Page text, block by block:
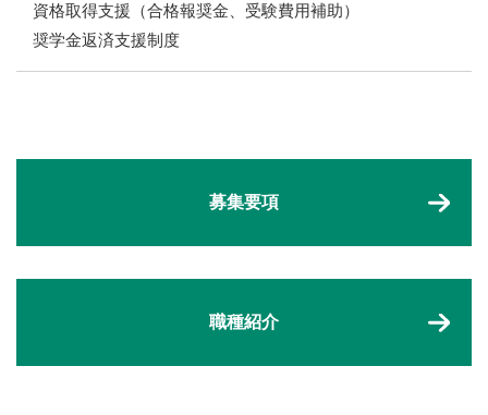
資格取得支援（合格報奨金、受験費用補助）
奨学金返済支援制度
募集要項
職種紹介